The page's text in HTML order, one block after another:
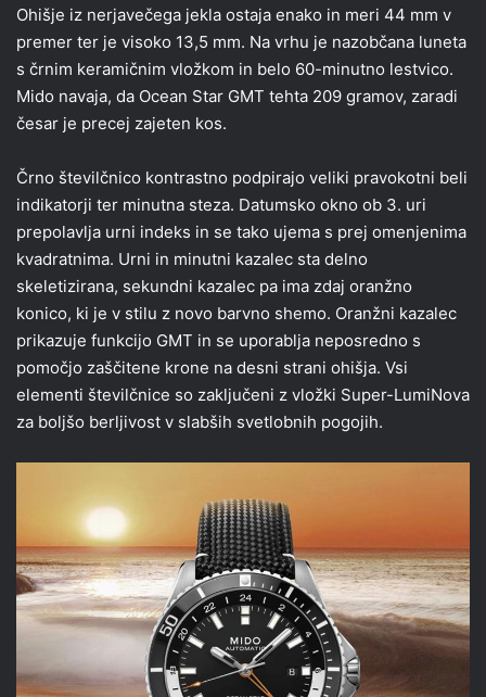
Ohišje iz nerjavečega jekla ostaja enako in meri 44 mm v
premer ter je visoko 13,5 mm. Na vrhu je nazobčana luneta
s črnim keramičnim vložkom in belo 60-minutno lestvico.
Mido navaja, da Ocean Star GMT tehta 209 gramov, zaradi
česar je precej zajeten kos.
Črno številčnico kontrastno podpirajo veliki pravokotni beli
indikatorji ter minutna steza. Datumsko okno ob 3. uri
prepolavlja urni indeks in se tako ujema s prej omenjenima
kvadratnima. Urni in minutni kazalec sta delno
skeletizirana, sekundni kazalec pa ima zdaj oranžno
konico, ki je v stilu z novo barvno shemo. Oranžni kazalec
prikazuje funkcijo GMT in se uporablja neposredno s
pomočjo zaščitene krone na desni strani ohišja. Vsi
elementi številčnice so zaključeni z vložki Super-LumiNova
za boljšo berljivost v slabših svetlobnih pogojih.